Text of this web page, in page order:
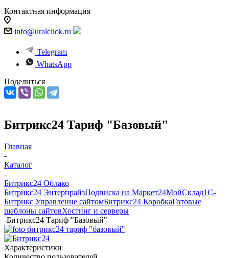
Контактная информация
info@uralclick.ru
Telegram
WhatsApp
Поделиться
Битрикс24 Тариф "Базовый"
Главная
-
Каталог
-
Битрикс24 Облако
Битрикс24 ЭнтерпрайзПодписка на Маркет24МойСклад1С-
Битрикс Управление сайтомБитрикс24 КоробкаГотовые
шаблоны сайтовХостинг и серверы
-Битрикс24 Тариф "Базовый"
Характеристики